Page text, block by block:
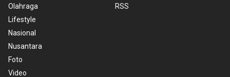
Olahraga
Lifestyle
Nasional
Nusantara
Foto
Video
RSS